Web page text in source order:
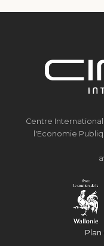
Centre
l'Economie